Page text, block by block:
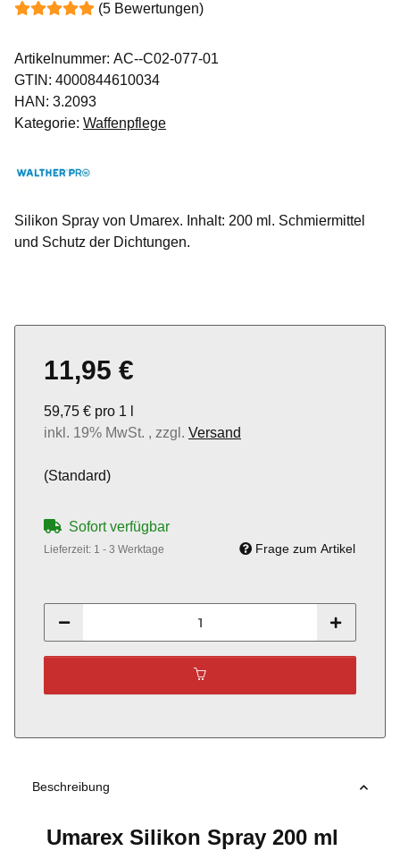
(5 Bewertungen)
Artikelnummer: AC--C02-077-01
GTIN: 4000844610034
HAN: 3.2093
Kategorie: Waffenpflege
Silikon Spray von Umarex. Inhalt: 200 ml. Schmiermittel
und Schutz der Dichtungen.
11,95 €
59,75 € pro 1 l
inkl. 19% MwSt. , zzgl. Versand
(Standard)
Sofort verfügbar
Lieferzeit: 1 - 3 Werktage Frage zum Artikel
Beschreibung
Umarex Silikon Spray 200 ml